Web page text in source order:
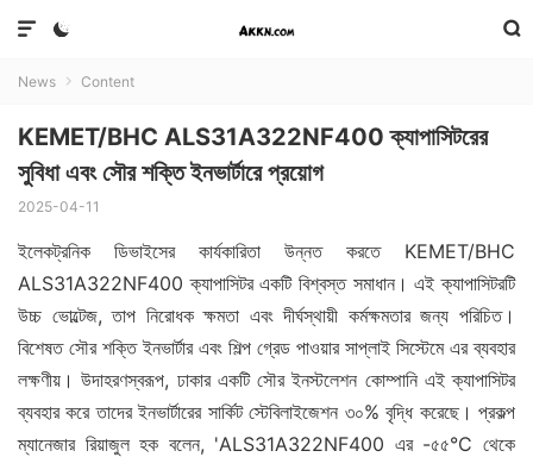



News  Content
KEMET/BHC ALS31A322NF400 ক্যাপাসিটরের
সুবিধা এবং সৌর শক্তি ইনভার্টারে প্রয়োগ
2025-04-11
ইলেকট্রনিক ডিভাইসের কার্যকারিতা উন্নত করতে KEMET/BHC
ALS31A322NF400 ক্যাপাসিটর একটি বিশ্বস্ত সমাধান। এই ক্যাপাসিটরটি
উচ্চ ভোল্টেজ, তাপ নিরোধক ক্ষমতা এবং দীর্ঘস্থায়ী কর্মক্ষমতার জন্য পরিচিত।
বিশেষত সৌর শক্তি ইনভার্টার এবং শিল্প গ্রেড পাওয়ার সাপ্লাই সিস্টেমে এর ব্যবহার
লক্ষণীয়। উদাহরণস্বরূপ, ঢাকার একটি সৌর ইনস্টলেশন কোম্পানি এই ক্যাপাসিটর
ব্যবহার করে তাদের ইনভার্টারের সার্কিট স্টেবিলাইজেশন ৩০% বৃদ্ধি করেছে। প্রকল্প
ম্যানেজার রিয়াজুল হক বলেন, 'ALS31A322NF400 এর -৫৫°C থেকে